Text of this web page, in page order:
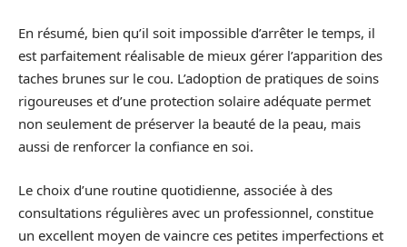
En résumé, bien qu’il soit impossible d’arrêter le temps, il
est parfaitement réalisable de mieux gérer l’apparition des
taches brunes sur le cou. L’adoption de pratiques de soins
rigoureuses et d’une protection solaire adéquate permet
non seulement de préserver la beauté de la peau, mais
aussi de renforcer la confiance en soi.
Le choix d’une routine quotidienne, associée à des
consultations régulières avec un professionnel, constitue
un excellent moyen de vaincre ces petites imperfections et